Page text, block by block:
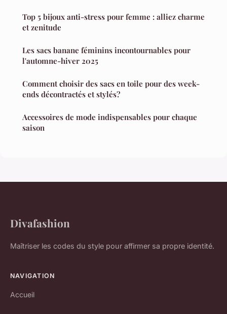
Top 5 bijoux anti-stress pour femme : alliez charme
et zenitude
Les sacs banane féminins incontournables pour
l'automne-hiver 2025
Comment choisir des sacs en toile pour des week-
ends décontractés et stylés?
Accessoires de mode indispensables pour chaque
saison
Divafashion
Maîtriser les codes du style pour affirmer sa propre identité.
NAVIGATION
Accueil